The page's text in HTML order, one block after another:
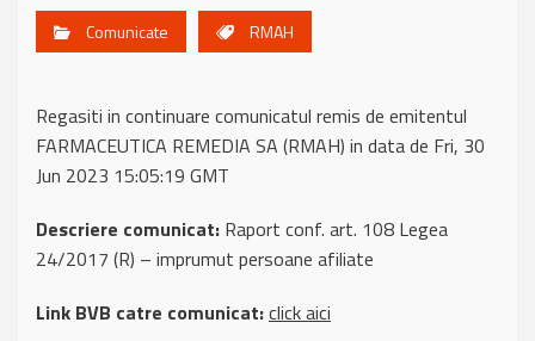
Comunicate RMAH
Regasiti in continuare comunicatul remis de emitentul
FARMACEUTICA REMEDIA SA (RMAH) in data de Fri, 30
Jun 2023 15:05:19 GMT
Descriere comunicat: Raport conf. art. 108 Legea
24/2017 (R) – imprumut persoane afiliate
Link BVB catre comunicat:click aici